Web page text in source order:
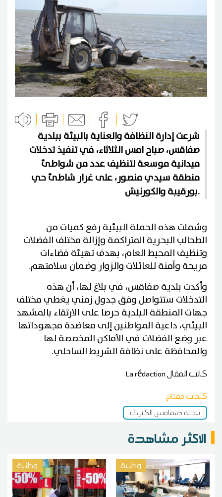
شرعت إدارة النظافة والعناية بالبيئة ببلدية
صفاقس، صباح امس الثلاثاء، في تنفيذ تدخلات
ميدانية موسعة لتنظيف عدد من شواطئ
منطقة سيدي منصور، على غرار شاطئ حي
بورقيبة والكورنيش.
وشملت هذه الحملة البيئية رفع كميات من
الطحالب البحرية المتراكمة وإزالة مختلف الفضلات
وتنظيف المحيط العام، بهدف تهيئة فضاءات
مريحة وآمنة للعائلات والزوار وضمان سلامتهم.
وأكدت بلدية صفاقس، في بلاغ لها، أن هذه
التدخلات ستتواصل وفق جدول زمني يغطي مختلف
جهات المنطقة البلدية حرصا على الارتقاء بالمشهد
البيئي، داعية المواطنين إلى معاضدة مجهوداتها
عبر وضع الفضلات في الأماكن المخصصة لها
والمحافظة على نظافة الشريط الساحلي.
كاتب المقالLa rédaction
كلمات مفتاح
بلدية صفاقس الكبرى
الاكثر مشاهدة
وطنية وطنية